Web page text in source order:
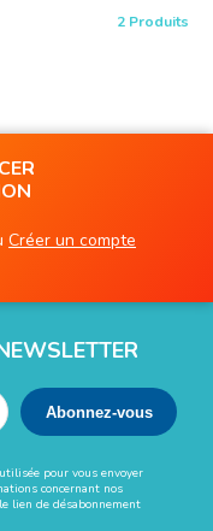
2 Produits
Créer un compte
pour vous envoyer
concernant nos
lien de désabonnement